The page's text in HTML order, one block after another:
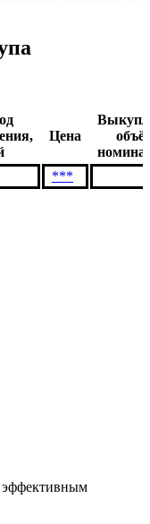
Цена
***
эффективным